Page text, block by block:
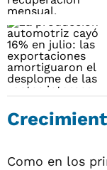
Como en los